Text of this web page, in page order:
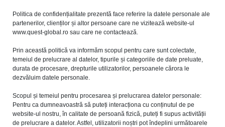
Politica de confidențialitate prezentă face referire la datele personale ale
partenerilor, clienților și altor persoane care ne vizitează website-ul
www.quest-global.ro sau care ne contactează.
Prin această politică va informăm scopul pentru care sunt colectate,
temeiul de prelucrare al datelor, tipurile și categoriile de date preluate,
durata de procesare, drepturile utilizatorilor, persoanele cărora le
dezvăluim datele personale.
Scopul și temeiul pentru procesarea și prelucrarea datelor personale:
Pentru ca dumneavoastră să puteți interacționa cu conținutul de pe
website-ul nostru, în calitate de persoană fizică, puteți fi supus activității
de prelucrare a datelor. Astfel, utilizatorii noștri pot îndeplini următoarele